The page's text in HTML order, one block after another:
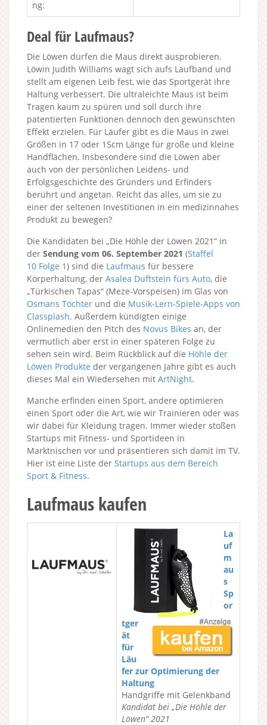
ng:
Deal für Laufmaus?
Die Löwen dürfen die Maus direkt ausprobieren.
Löwin Judith Williams wagt sich aufs Laufband und
stellt am eigenen Leib fest, wie das Sportgerät ihre
Haltung verbessert. Die ultraleichte Maus ist beim
Tragen kaum zu spüren und soll durch ihre
patentierten Funktionen dennoch den gewünschten
Effekt erzielen. Für Läufer gibt es die Maus in zwei
Größen in 17 oder 15cm Länge für große und kleine
Handflächen. Insbesondere sind die Löwen aber
auch von der persönlichen Leidens- und
Erfolgsgeschichte des Gründers und Erfinders
berührt und angetan. Reicht das alles, um sie zu
einer der seltenen Investitionen in ein medizinnahes
Produkt zu bewegen?
Die Kandidaten bei „Die Höhle der Löwen 2021“ in
der Sendung vom 06. September 2021 (Staffel
10 Folge 1) sind die Laufmaus für bessere
Körperhaltung, der Asalea Duftstein fürs Auto, die
„Türkischen Tapas“ (Meze-Vorspeisen) im Glas von
Osmans Töchter und die Musik-Lern-Spiele-Apps von
Classplash. Außerdem kündigten einige
Onlinemedien den Pitch des Novus Bikes an, der
vermutlich aber erst in einer späteren Folge zu
sehen sein wird. Beim Rückblick auf die Höhle der
Löwen Produkte der vergangenen Jahre gibt es auch
dieses Mal ein Wiedersehen mit ArtNight.
Manche erfinden einen Sport, andere optimieren
einen Sport oder die Art, wie wir Trainieren oder was
wir dabei für Kleidung tragen. Immer wieder stoßen
Startups mit Fitness- und Sportideen in
Marktnischen vor und präsentieren sich damit im TV.
Hier ist eine Liste der Startups aus dem Bereich
Sport & Fitness.
Laufmaus kaufen
La
uf
m
au
s
Sp
or
tger
ät
für
Läu
fer zur Optimierung der
Haltung
Handgriffe mit Gelenkband
Kandidat bei „Die Höhle der
Löwen“ 2021